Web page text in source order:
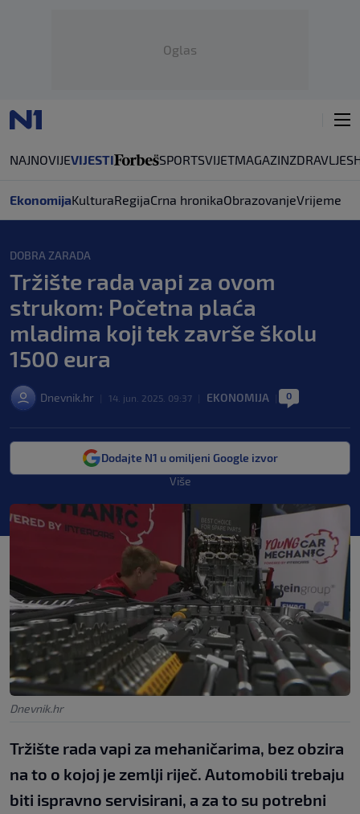
Oglas
NAJNOVIJEVIJESTI SPORTSVIJETMAGAZINZDRAVLJE
EkonomijaKulturaRegijaCrna hronikaObrazovanjeVrijeme
DOBRA ZARADA
Tržište rada vapi za ovom
strukom: Početna plaća
mladima koji tek završe školu
1500 eura
Dnevnik.hr 14. jun. 2025. 09:37 EKONOMIJA 0
Dodajte N1 u omiljeni Google izvor
Više
Dnevnik.hr
Tržište rada vapi za mehaničarima, bez obzira
na to o kojoj je zemlji riječ. Automobili trebaju
biti ispravno servisirani, a za to su potrebni